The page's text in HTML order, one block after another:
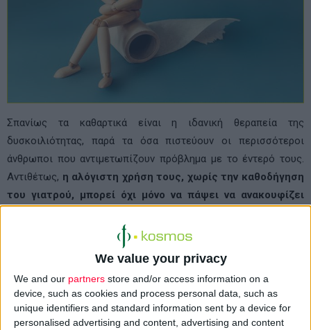
We value your privacy
We and our partners store and/or access information on a
device, such as cookies and process personal data, such as
unique identifiers and standard information sent by a device for
personalised advertising and content, advertising and content
Σπανίως τα καθαρτικά είναι η ιδανική θεραπεία της
δυσκοιλιότητας, παρά τα όσα πιστεύουν οι περισσότεροι
άνθρωποι που αντιμετωπίζουν πρόβλημα με το έντερό τους.
Αντιθέτως, η αλόγιστη χρήση τους, χωρίς την καθοδήγηση
του γιατρού, μπορεί όχι μόνο να πάψει να ανακουφίζει
«Συχνά στην τηλεόραση και στα περιοδικά διαφημίζονται
προϊόντα που υπόσχονται, αληθώς, ανακούφιση από τα
συμπτώματα της δυσκοιλιότητας. Ωστόσο, οι ασθενείς δεν
γνωρίζουν τις επιπτώσεις της παρατεταμένης λήψης τους,